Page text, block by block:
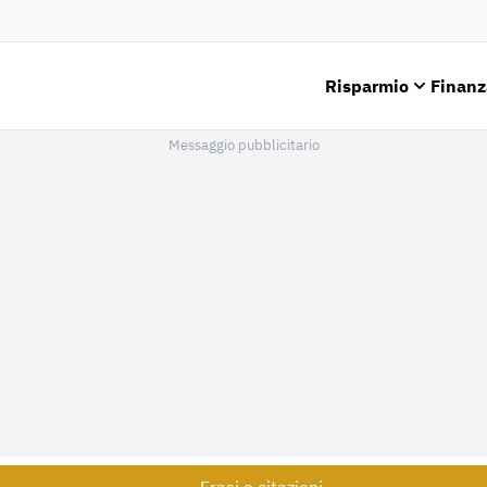
Risparmio
Messaggio pubblicitario